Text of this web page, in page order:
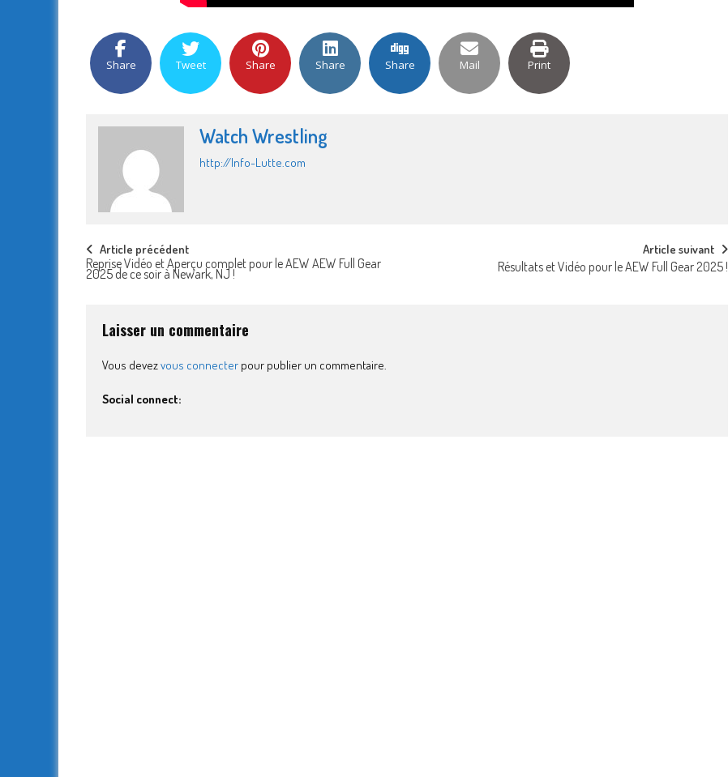
Share Tweet Share Share Share Mail Print
Watch Wrestling
http://Info-Lutte.com
Post
navigation
Article précédent
Reprise Vidéo et Aperçu complet pour le AEW AEW Full Gear
2025 de ce soir à Newark, NJ !
Article suivant
Résultats et Vidéo pour le AEW Full Gear 2025 !
Laisser un commentaire
Vous devezvous connecter pour publier un commentaire.
Social connect: